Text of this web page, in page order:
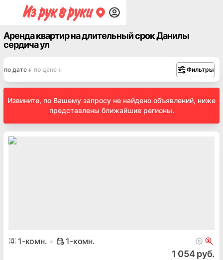
Аренда квартир на длительный срок Данилы
сердича ул
по дате по цене Фильтры
Извините, по Вашему запросу не найдено объявлений, ниже
представлены ближайшие регионы.
1-комн. 1-комн.
1 054 руб.